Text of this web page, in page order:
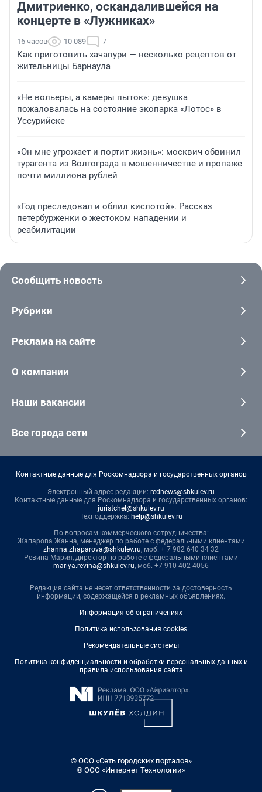
Дмитриенко, оскандалившейся на
концерте в «Лужниках»
16 часов 10 089 7
Как приготовить хачапури — несколько рецептов от
жительницы Барнаула
«Не вольеры, а камеры пыток»: девушка
пожаловалась на состояние экопарка «Лотос» в
Уссурийске
«Он мне угрожает и портит жизнь»: москвич обвинил
турагента из Волгограда в мошенничестве и пропаже
почти миллиона рублей
«Год преследовал и облил кислотой». Рассказ
петербурженки о жестоком нападении и
реабилитации
Сообщить новость
Рубрики
Реклама на сайте
О компании
Наши вакансии
Все города сети
Контактные данные для Роскомнадзора и государственных органов
Электронный адрес редакции: rednews@shkulev.ru
Контактные данные для Роскомнадзора и государственных органов:
juristchel@shkulev.ru
Техподдержка: help@shkulev.ru
По вопросам коммерческого сотрудничества:
Жапарова Жанна, менеджер по работе с федеральными клиентами
zhanna.zhaparova@shkulev.ru, моб. + 7 982 640 34 32
Ревина Мария, директор по работе с федеральными клиентами
mariya.revina@shkulev.ru, моб. +7 910 402 4056
Редакция сайта не несет ответственности за достоверность
информации, содержащейся в рекламных объявлениях.
Информация об ограничениях
Политика использования cookies
Рекомендательные системы
Политика конфиденциальности и обработки персональных данных и
правила использования сайта
© ООО «Сеть городских порталов»
© ООО «Интернет Технологии»